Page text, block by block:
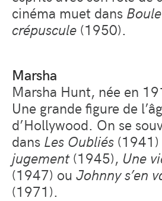
cinéma muet dans
crépuscule (1950).
Marsha
Marsha Hunt, née en
Une grande figure de
d’Hollywood. On se
dans Les Oubliés (1941)
jugement(1945), Une
(1947) ou Johnny s’en
(1971).